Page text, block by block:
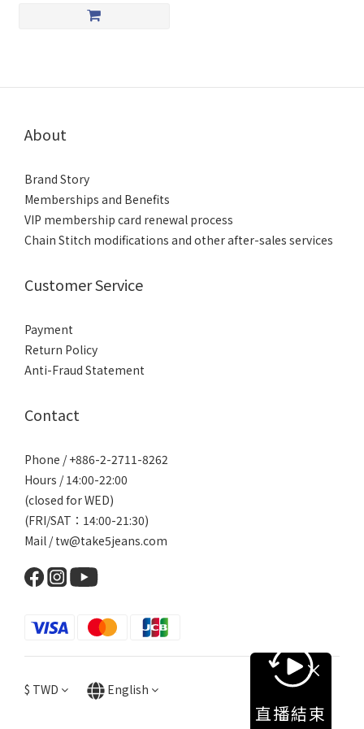
About
Brand Story
Memberships and Benefits
VIP membership card renewal process
Chain Stitch modifications and other after-sales services
Customer Service
Payment
Return Policy
Anti-Fraud Statement
Contact
Phone / +886-2-2711-8262
Hours / 14:00-22:00
(closed for WED)
(FRI/SAT：14:00-21:30)
Mail / tw@take5jeans.com
$ TWD English
直播結束